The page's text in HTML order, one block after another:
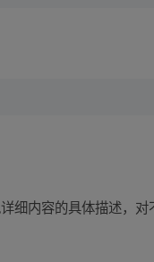
内容的具体描述，对